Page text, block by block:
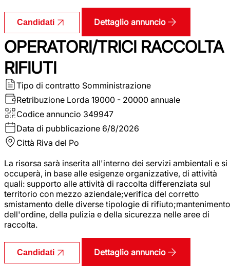
Candidati Dettaglio annuncio
OPERATORI/TRICI RACCOLTA
RIFIUTI
Tipo di contratto Somministrazione
Retribuzione Lorda 19000 - 20000 annuale
Codice annuncio 349947
Data di pubblicazione 6/8/2026
Città Riva del Po
La risorsa sarà inserita all'interno dei servizi ambientali e si
occuperà, in base alle esigenze organizzative, di attività
quali: supporto alle attività di raccolta differenziata sul
territorio con mezzo aziendale;verifica del corretto
smistamento delle diverse tipologie di rifiuto;mantenimento
dell'ordine, della pulizia e della sicurezza nelle aree di
raccolta.
Candidati Dettaglio annuncio